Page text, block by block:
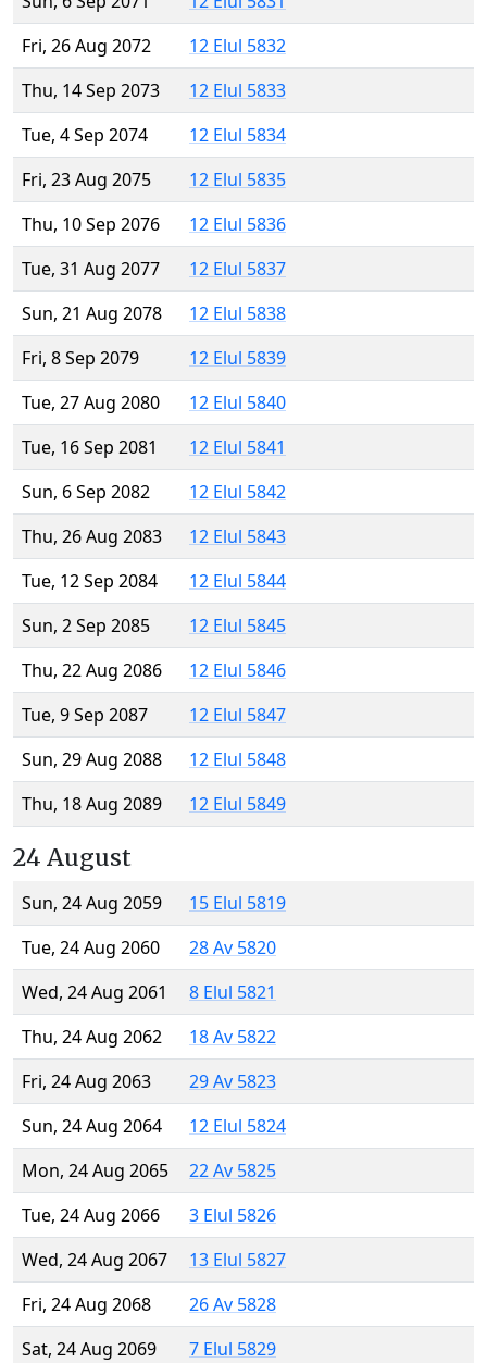
Fri, 26 Aug 2072
12 Elul 5832
Thu, 14 Sep 2073
12 Elul 5833
Tue, 4 Sep 2074
12 Elul 5834
Fri, 23 Aug 2075
12 Elul 5835
Thu, 10 Sep 2076
12 Elul 5836
Tue, 31 Aug 2077
12 Elul 5837
Sun, 21 Aug 2078
12 Elul 5838
Fri, 8 Sep 2079
12 Elul 5839
Tue, 27 Aug 2080
12 Elul 5840
Tue, 16 Sep 2081
12 Elul 5841
Sun, 6 Sep 2082
12 Elul 5842
Thu, 26 Aug 2083
12 Elul 5843
Tue, 12 Sep 2084
12 Elul 5844
Sun, 2 Sep 2085
12 Elul 5845
Thu, 22 Aug 2086
12 Elul 5846
Tue, 9 Sep 2087
12 Elul 5847
Sun, 29 Aug 2088
12 Elul 5848
Thu, 18 Aug 2089
12 Elul 5849
24 August
Sun, 24 Aug 2059
15 Elul 5819
Tue, 24 Aug 2060
28 Av 5820
Wed, 24 Aug 2061
8 Elul 5821
Thu, 24 Aug 2062
18 Av 5822
Fri, 24 Aug 2063
29 Av 5823
Sun, 24 Aug 2064
12 Elul 5824
Mon, 24 Aug 2065
22 Av 5825
Tue, 24 Aug 2066
3 Elul 5826
Wed, 24 Aug 2067
13 Elul 5827
Fri, 24 Aug 2068
26 Av 5828
Sat, 24 Aug 2069
7 Elul 5829